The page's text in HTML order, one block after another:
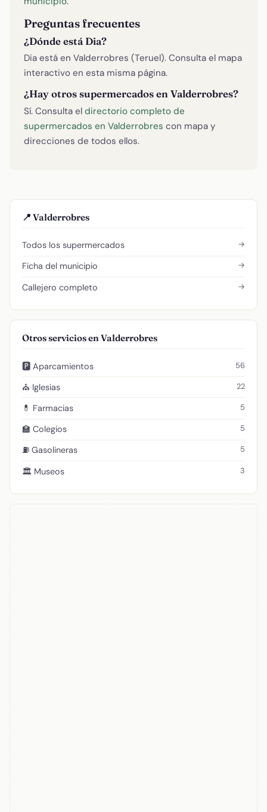
Preguntas frecuentes
¿Dónde está Dia?
Dia está en Valderrobres (Teruel). Consulta el mapa
interactivo en esta misma página.
¿Hay otros supermercados en Valderrobres?
Sí. Consulta el directorio completo de
supermercados en Valderrobres con mapa y
direcciones de todos ellos.
📍 Valderrobres
Todos los supermercados →
Ficha del municipio →
Callejero completo →
Otros servicios en Valderrobres
🅿️ Aparcamientos 56
⛪ Iglesias 22
💊 Farmacias 5
🏫 Colegios 5
⛽ Gasolineras 5
🏛️ Museos 3